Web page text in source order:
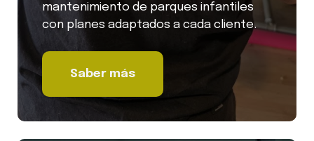
mantenimiento de parques infantiles
con planes adaptados a cada cliente.
Saber más